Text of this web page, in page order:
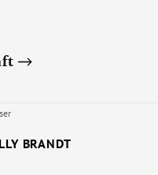
BRANDT